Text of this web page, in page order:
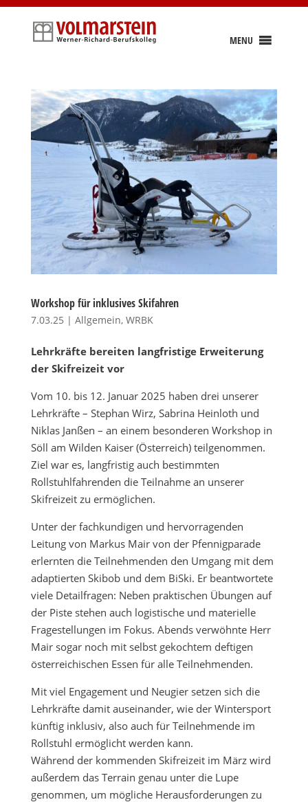
Skip
content
MENU
Workshop für inklusives Skifahren
7.03.25 | Allgemein, WRBK
Lehrkräfte bereiten langfristige Erweiterung
der Skifreizeit vor
Vom 10. bis 12. Januar 2025 haben drei unserer
Lehrkräfte – Stephan Wirz, Sabrina Heinloth und
Niklas Janßen – an einem besonderen Workshop in
Söll am Wilden Kaiser (Österreich) teilgenommen.
Ziel war es, langfristig auch bestimmten
Rollstuhlfahrenden die Teilnahme an unserer
Skifreizeit zu ermöglichen.
Unter der fachkundigen und hervorragenden
Leitung von Markus Mair von der Pfennigparade
erlernten die Teilnehmenden den Umgang mit dem
adaptierten Skibob und dem BiSki. Er beantwortete
viele Detailfragen: Neben praktischen Übungen auf
der Piste stehen auch logistische und materielle
Fragestellungen im Fokus. Abends verwöhnte Herr
Mair sogar noch mit selbst gekochtem deftigen
österreichischen Essen für alle Teilnehmenden.
Mit viel Engagement und Neugier setzen sich die
Lehrkräfte damit auseinander, wie der Wintersport
künftig inklusiv, also auch für Teilnehmende im
Rollstuhl ermöglicht werden kann.
Während der kommenden Skifreizeit im März wird
außerdem das Terrain genau unter die Lupe
genommen, um mögliche Herausforderungen zu